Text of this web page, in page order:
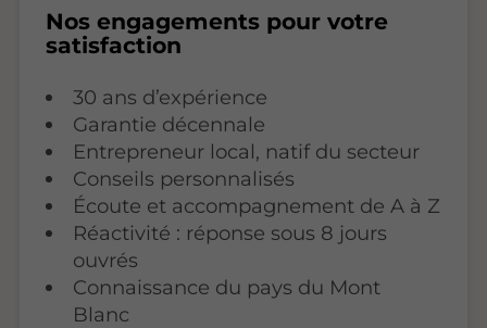
Nos engagements pour votre
satisfaction
30 ans d’expérience
Garantie décennale
Entrepreneur local, natif du secteur
Conseils personnalisés
Écoute et accompagnement de A à Z
Réactivité : réponse sous 8 jours
ouvrés
Connaissance du pays du Mont
Blanc